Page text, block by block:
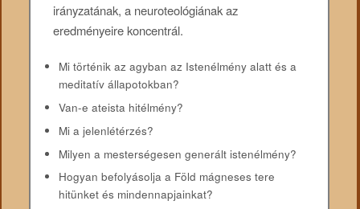
irányzatának, a neuroteológiának az
eredményeire koncentrál.
Mi történik az agyban az Istenélmény alatt és a
meditatív állapotokban?
Van-e ateista hitélmény?
Mi a jelenlétérzés?
Milyen a mesterségesen generált istenélmény?
Hogyan befolyásolja a Föld mágneses tere
hitünket és mindennapjainkat?